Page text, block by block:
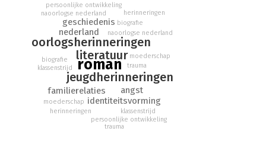
zijn angsten te overwinnen. Er ontstaat een hechte band tussen
die twee, gekleurd door hun hunkering naar liefde en
In de reconstructie van Ommies leven en die ingrijpende
zomer schakelt van Adriaan van Dis op verrassende wijze van
vroeger naar nu, en laat zo zien wat het heden zegt over het
verleden. Met Naar zachtheid en een warm omhelzen schrijft
hij een vergeten hoofdstuk uit zijn oeuvre.
roman
literatuur
jeugdherinneringen
oorlogsherinneringen
angst
identiteitsvorming
familierelaties
nederland
geschiedenis
trauma
naoorlogse nederland
moederschap
klassenstrijd
biografie
persoonlijke ontwikkeling
herinneringen
trauma
naoorlogse nederland
moederschap
klassenstrijd
biografie
persoonlijke ontwikkeling
herinneringen